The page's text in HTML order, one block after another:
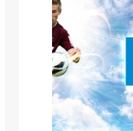
pienimmät voivat
keräilykorttinsa.
eri pelaajien
kaikkiin…